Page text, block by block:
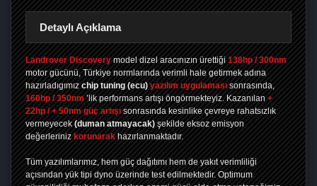
Detaylı Açıklama
Landrover Discovery model dizel aracınızın ürettiği 138hp / 300nm
motor gücünü, Türkiye normlarında verimli hale getirmek adına
hazırladıgımız chip tuning (ecu) yazılım uygulaması sonrasında,
160hp / 350nm ’lik performans artışı öngörmekteyiz. Kazanılan +
22hp / + 50nm güç artışı sonrasında kesinlike çevreye rahatsızlık
vermeyecek (duman atmayacak) şekilde eksoz emisyon
değerleriniz korunarak hazırlanmaktadır.
Tüm yazılımlarımız, hem güç dağıtımı hem de yakıt verimliliği
açısından yük tipi dyno üzerinde test edilmektedir. Optimum